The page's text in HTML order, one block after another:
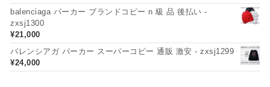
balenciaga パーカー ブランドコピー n 級 品 後払い -
zxsj1300
¥21,000
バレンシアガ パーカー スーパーコピー 通販 激安 - zxsj1299
¥24,000